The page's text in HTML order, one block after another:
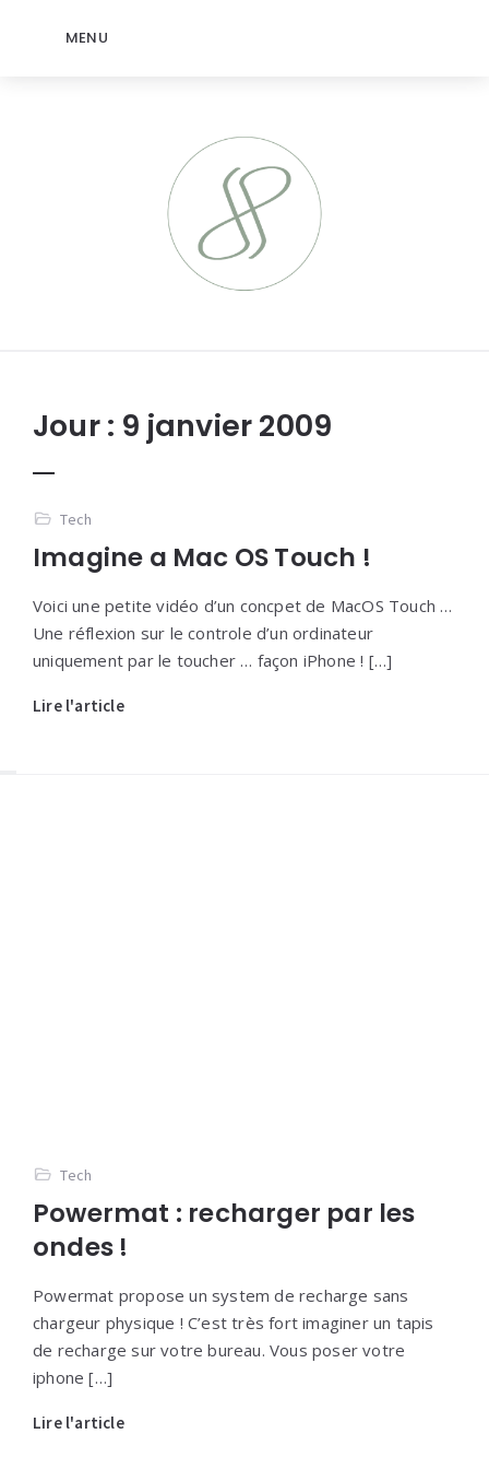
MENU
Jour : 9 janvier 2009
Tech
Imagine a Mac OS Touch !
Voici une petite vidéo d’un concpet de MacOS Touch …
Une réflexion sur le controle d’un ordinateur
uniquement par le toucher … façon iPhone ! […]
Lire l'article
Tech
Powermat : recharger par les
ondes !
Powermat propose un system de recharge sans
chargeur physique ! C’est très fort imaginer un tapis
de recharge sur votre bureau. Vous poser votre
iphone […]
Lire l'article